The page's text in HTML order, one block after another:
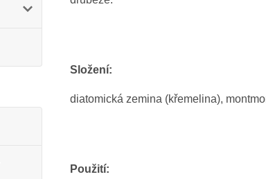
Složení:
diatomická zemina (křemelina),
Použití: